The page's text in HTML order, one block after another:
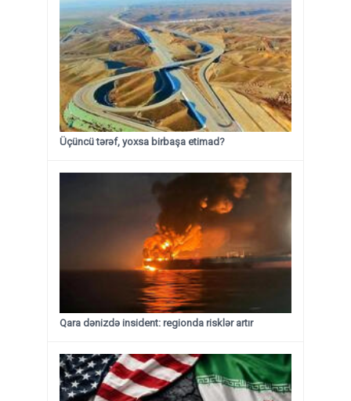
Üçüncü tərəf, yoxsa birbaşa etimad?
Qara dənizdə insident: regionda risklər artır